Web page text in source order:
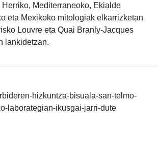
Mediterraneoko, Ekialde
eta Mexikoko mitologiak elkarrizketan
Louvre eta Quai Branly-Jacques
lankidetzan.